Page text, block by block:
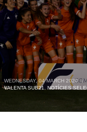
WEDNESDAY, 04 MARCH 2020 /
VALENTA SUB21
NOTÍCIES